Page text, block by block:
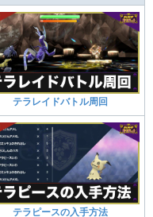
テラレイドバトル周回
テラピースの入手方法